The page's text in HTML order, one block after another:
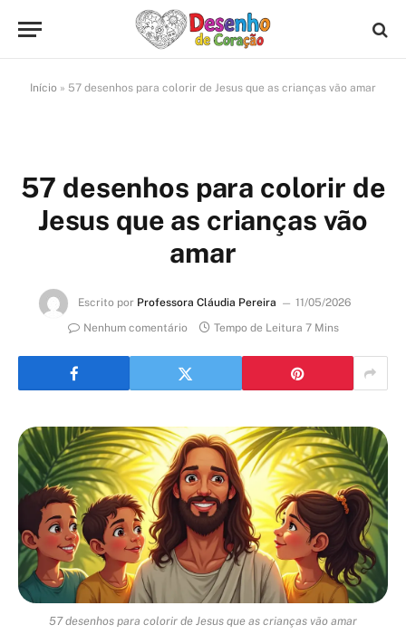
Início » 57 desenhos para colorir de Jesus que as crianças vão amar
57 desenhos para colorir de
Jesus que as crianças vão
amar
Escrito por Professora Cláudia Pereira
11/05/2026
Nenhum comentário
Tempo de Leitura 7 Mins
57 desenhos para colorir de Jesus que as crianças vão amar